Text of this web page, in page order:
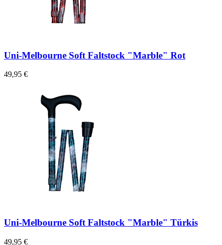
Uni-Melbourne Soft Faltstock "Marble" Rot
49,95 €
Uni-Melbourne Soft Faltstock "Marble" Türkis
49,95 €